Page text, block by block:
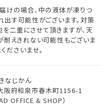
けの場合、中の液体が凍りつ
出す可能性がございます。対策
を二重にさせて頂きますが、天
耐えきれない可能性もございま
ださいませ。
なじかん
阪府和泉市春木町1156-1
OFFICE & SHOP）